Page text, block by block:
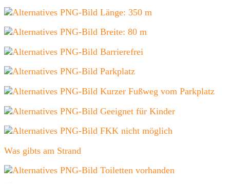
Länge: 350 m
Breite: 80 m
Barrierefrei
Parkplatz
Kurzer Fußweg vom Parkplatz
Geeignet für Kinder
FKK nicht möglich
Was gibts am Strand
Toiletten vorhanden